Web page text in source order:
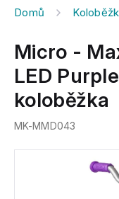
Domů
Micro -
LED
koloběžka
MK-MMD043